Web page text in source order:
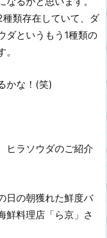
類存在していて、ダ
ダというもう1種類の
かな！(笑)
ヒラソウダのご紹介
日の朝獲れた鮮度バ
鮮料理店「ら京」さ